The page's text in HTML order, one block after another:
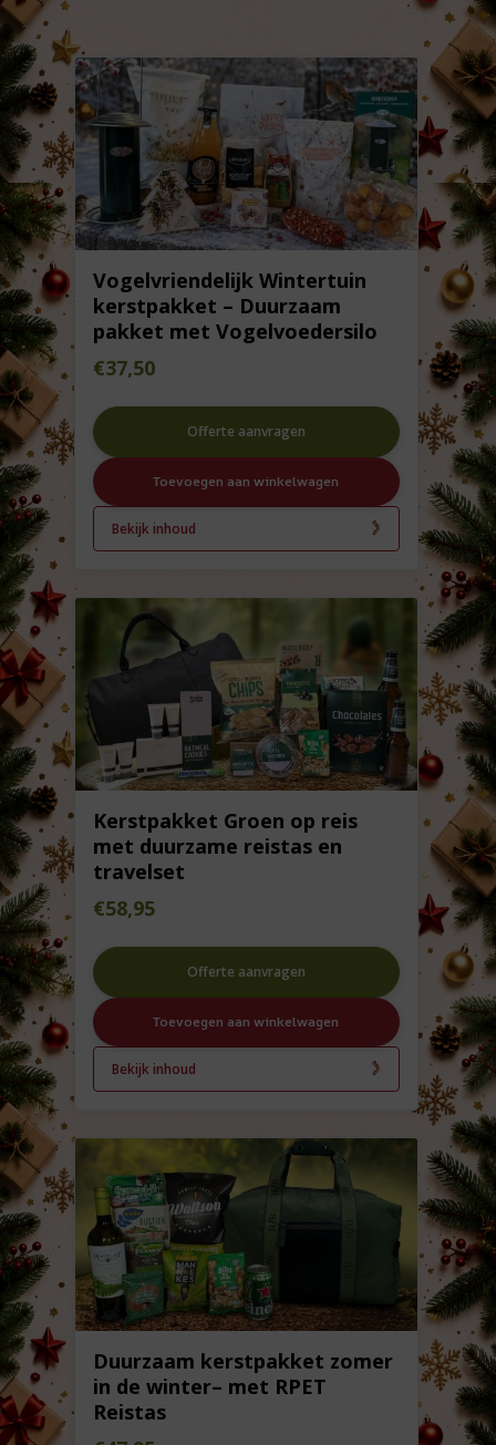
Vogelvriendelijk Wintertuin
kerstpakket – Duurzaam
pakket met Vogelvoedersilo
€37,50
Offerte aanvragen
Toevoegen aan winkelwagen
Bekijk inhoud
Kerstpakket Groen op reis
met duurzame reistas en
travelset
€58,95
Offerte aanvragen
Toevoegen aan winkelwagen
Bekijk inhoud
Duurzaam kerstpakket zomer
in de winter– met RPET
Reistas